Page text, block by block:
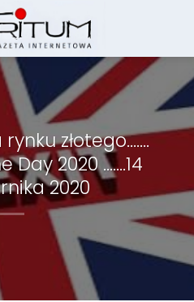
złotego…….
Day 2020 …….14
2020